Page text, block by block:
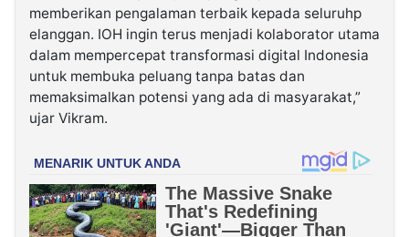
memberikan pengalaman terbaik kepada seluruhp
elanggan. IOH ingin terus menjadi kolaborator utama
dalam mempercepat transformasi digital Indonesia
untuk membuka peluang tanpa batas dan
memaksimalkan potensi yang ada di masyarakat,”
ujar Vikram.